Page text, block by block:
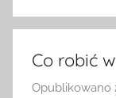
Co robić
Opublikowano